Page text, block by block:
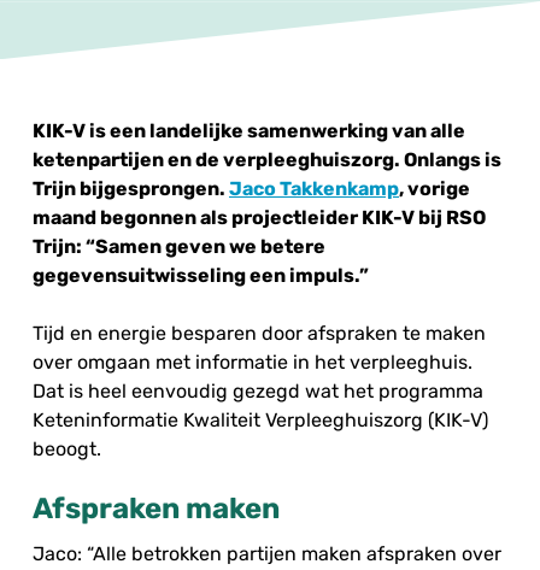
KIK-V is een landelijke samenwerking van alle
ketenpartijen en de verpleeghuiszorg. Onlangs is
Trijn bijgesprongen. Jaco Takkenkamp, vorige
maand begonnen als projectleider KIK-V bij RSO
Trijn: “Samen geven we betere
gegevensuitwisseling een impuls.”
Tijd en energie besparen door afspraken te maken
over omgaan met informatie in het verpleeghuis.
Dat is heel eenvoudig gezegd wat het programma
Keteninformatie Kwaliteit Verpleeghuiszorg (KIK-V)
beoogt.
Afspraken maken
Jaco: “Alle betrokken partijen maken afspraken over